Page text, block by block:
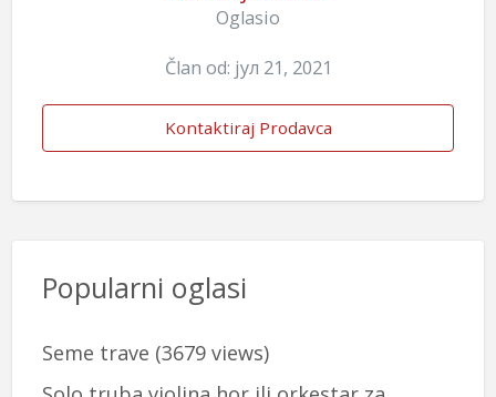
Oglasio
Član od: јул 21, 2021
Kontaktiraj Prodavca
Popularni oglasi
Seme trave (3679 views)